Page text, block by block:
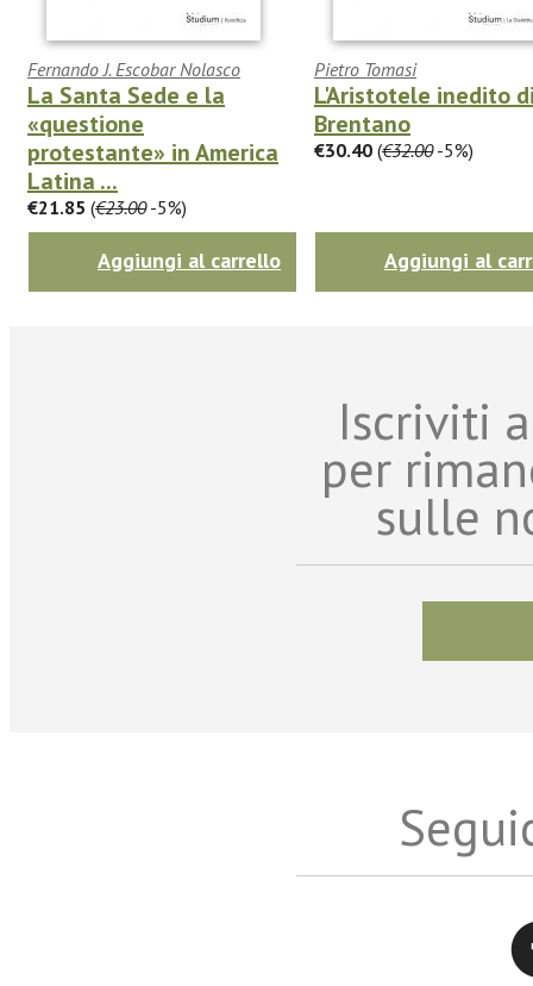
Fernando J. Escobar Nolasco
La Santa Sede e la
«questione
protestante» in America
Latina ...
€21.85 (€23.00-5%)
Aggiungi al carrello
Pietro Tomasi
L'Aristotele inedito
Brentano
€30.40 (€32.00-5%)
Aggiungi al
Iscriviti
per
sulle